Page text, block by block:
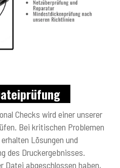
Checks wird einer unserer
Bei kritischen Problemen
Lösungen und
des Druckergebnisses.
Datei abgeschlossen haben,